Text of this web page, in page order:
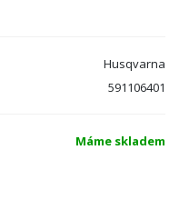
Husqvarna
591106401
Máme skladem